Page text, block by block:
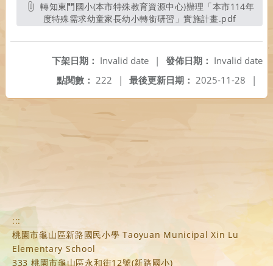
轉知東門國小(本市特殊教育資源中心)辦理「本市114年
度特殊需求幼童家長幼小轉銜研習」實施計畫.pdf另開新視
發佈日期： Invalid date
下架日期： Invalid date
|
最後更新日期： 2025-11-28 |
點閱數： 222 |
:::
桃園市龜山區新路國民小學 Taoyuan Municipal Xin Lu
Elementary School
333 桃園市龜山區永和街12號(新路國小)